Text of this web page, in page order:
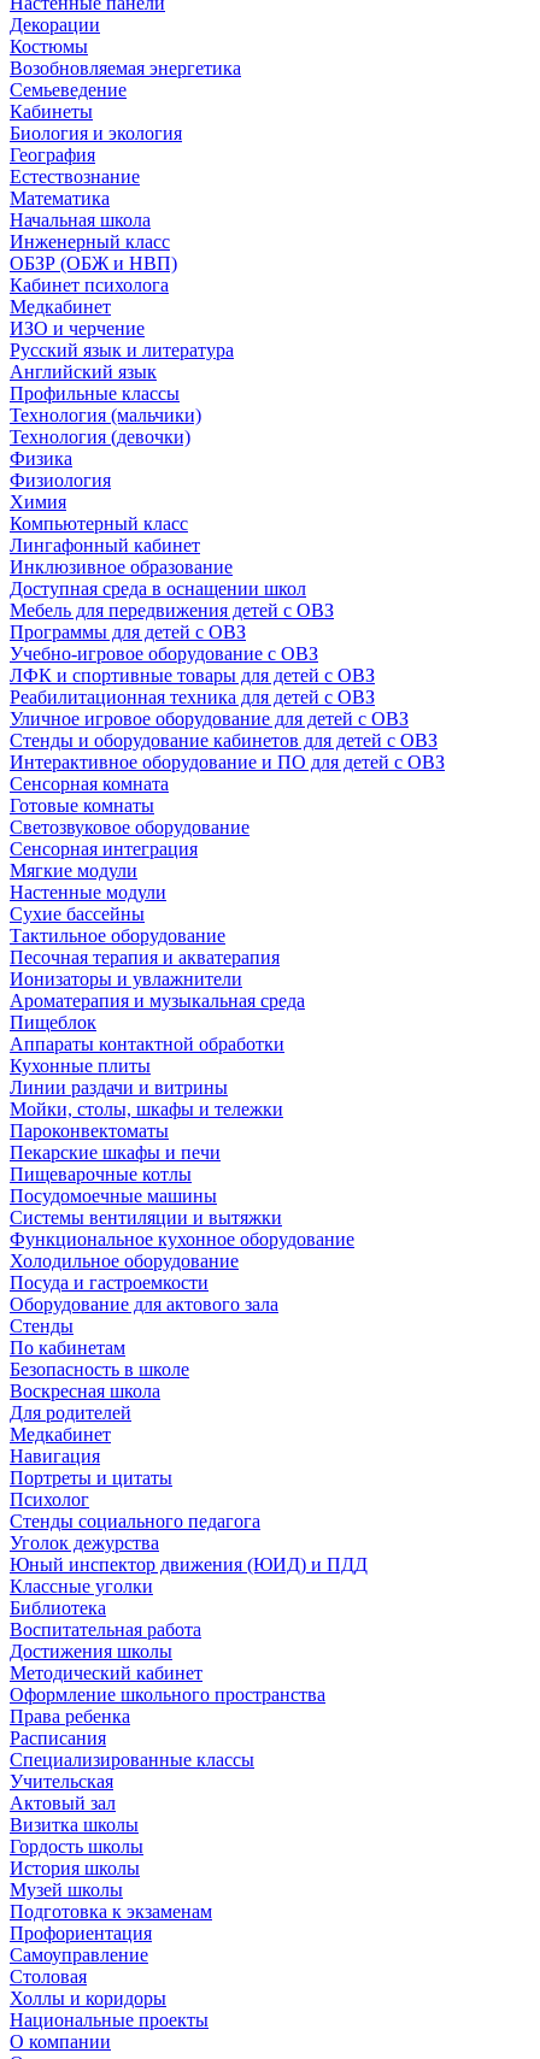
Декорации
Костюмы
Возобновляемая энергетика
Семьеведение
Кабинеты
Биология и экология
География
Естествознание
Математика
Начальная школа
Инженерный класс
ОБЗР (ОБЖ и НВП)
Кабинет психолога
Медкабинет
ИЗО и черчение
Русский язык и литература
Английский язык
Профильные классы
Технология (мальчики)
Технология (девочки)
Физика
Физиология
Химия
Компьютерный класс
Лингафонный кабинет
Инклюзивное образование
Доступная среда в оснащении школ
Мебель для передвижения детей с ОВЗ
Программы для детей с ОВЗ
Учебно-игровое оборудование с ОВЗ
ЛФК и спортивные товары для детей с ОВЗ
Реабилитационная техника для детей с ОВЗ
Уличное игровое оборудование для детей с ОВЗ
Стенды и оборудование кабинетов для детей с ОВЗ
Интерактивное оборудование и ПО для детей с ОВЗ
Сенсорная комната
Готовые комнаты
Светозвуковое оборудование
Сенсорная интеграция
Мягкие модули
Настенные модули
Сухие бассейны
Тактильное оборудование
Песочная терапия и акватерапия
Ионизаторы и увлажнители
Ароматерапия и музыкальная среда
Пищеблок
Аппараты контактной обработки
Кухонные плиты
Линии раздачи и витрины
Мойки, столы, шкафы и тележки
Пароконвектоматы
Пекарские шкафы и печи
Пищеварочные котлы
Посудомоечные машины
Системы вентиляции и вытяжки
Функциональное кухонное оборудование
Холодильное оборудование
Посуда и гастроемкости
Оборудование для актового зала
Стенды
По кабинетам
Безопасность в школе
Воскресная школа
Для родителей
Медкабинет
Навигация
Портреты и цитаты
Психолог
Стенды социального педагога
Уголок дежурства
Юный инспектор движения (ЮИД) и ПДД
Классные уголки
Библиотека
Воспитательная работа
Достижения школы
Методический кабинет
Оформление школьного пространства
Права ребенка
Расписания
Специализированные классы
Учительская
Актовый зал
Визитка школы
Гордость школы
История школы
Музей школы
Подготовка к экзаменам
Профориентация
Самоуправление
Столовая
Холлы и коридоры
Национальные проекты
О компании